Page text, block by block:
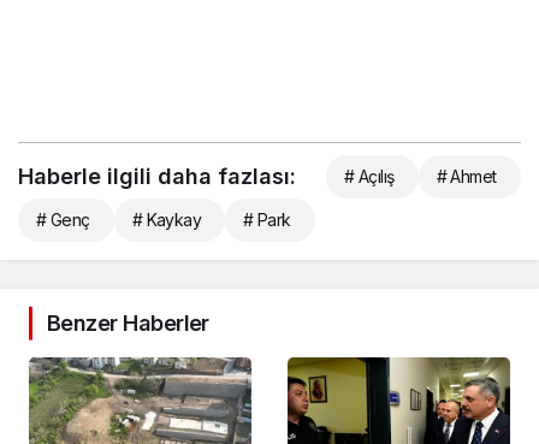
Haberle ilgili daha fazlası: # Açılış # Ahmet
# Genç # Kaykay # Park
Benzer Haberler